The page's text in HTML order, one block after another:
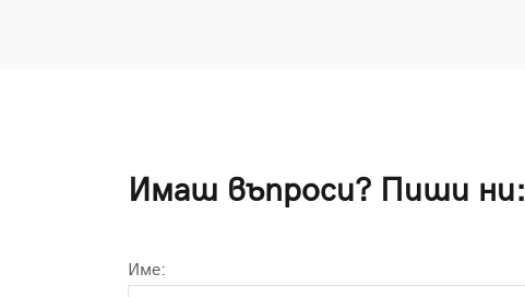
Имаш въпроси? Пиши ни:
Име: